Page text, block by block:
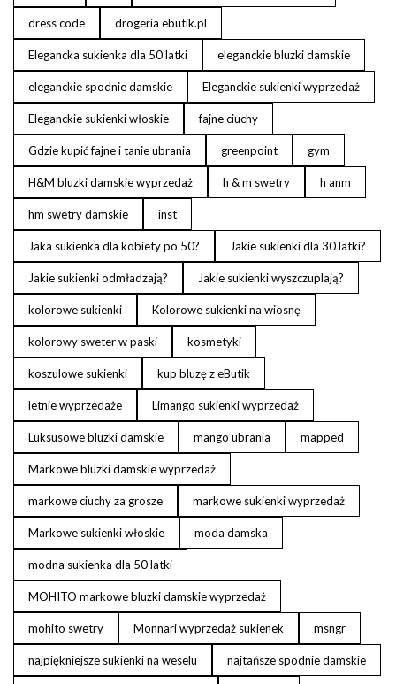
dress code drogeria ebutik.pl
Elegancka sukienka dla 50 latki eleganckie bluzki damskie
eleganckie spodnie damskie Eleganckie sukienki wyprzedaż
Eleganckie sukienki włoskie fajne ciuchy
Gdzie kupić fajne i tanie ubrania greenpoint gym
H&M bluzki damskie wyprzedaż h & m swetry h anm
hm swetry damskie inst
Jaka sukienka dla kobiety po 50? Jakie sukienki dla 30 latki?
Jakie sukienki odmładzają? Jakie sukienki wyszczuplają?
kolorowe sukienki Kolorowe sukienki na wiosnę
kolorowy sweter w paski kosmetyki
koszulowe sukienki kup bluzę z eButik
letnie wyprzedaże Limango sukienki wyprzedaż
Luksusowe bluzki damskie mango ubrania mapped
Markowe bluzki damskie wyprzedaż
markowe ciuchy za grosze markowe sukienki wyprzedaż
Markowe sukienki włoskie moda damska
modna sukienka dla 50 latki
MOHITO markowe bluzki damskie wyprzedaż
mohito swetry Monnari wyprzedaż sukienek msngr
najpiękniejsze sukienki na weselu najtańsze spodnie damskie